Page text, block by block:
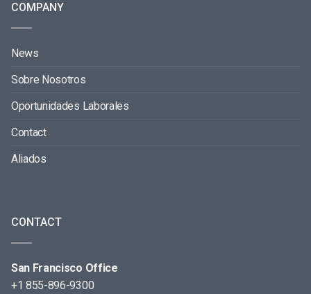
COMPANY
News
Sobre Nosotros
Oportunidades Laborales
Contact
Aliados
CONTACT
San Francisco Office
+1 855-896-9300